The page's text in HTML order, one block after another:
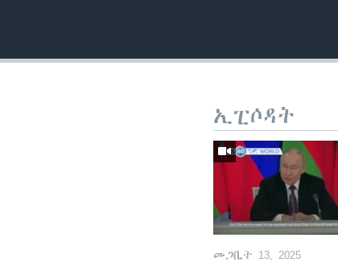
ኢፒሶዳት
መጋቢት 13, 2025